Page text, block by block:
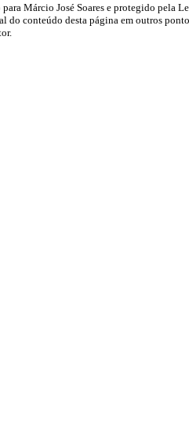
Márcio José Soares e protegido pela
do conteúdo desta página em outros